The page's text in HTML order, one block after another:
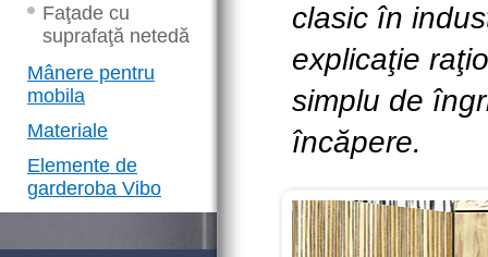
Faţade cu
suprafaţă netedă
Mânere pentru
mobila
Materiale
Elemente de
garderoba Vibo
clasic în
explicaţie
simplu de
încăpere.